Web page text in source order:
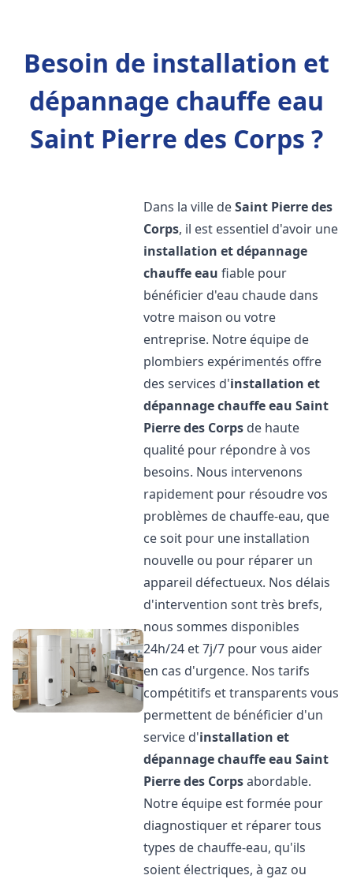
Besoin de installation et
dépannage chauffe eau
Saint Pierre des Corps ?
Dans la ville deSaint Pierre des
Corps, il est essentiel d'avoir une
installation et dépannage
chauffe eau fiable pour
bénéficier d'eau chaude dans
votre maison ou votre
entreprise. Notre équipe de
plombiers expérimentés offre
des services d'installation et
dépannage chauffe eau Saint
Pierre des Corps de haute
qualité pour répondre à vos
besoins. Nous intervenons
rapidement pour résoudre vos
problèmes de chauffe-eau, que
ce soit pour une installation
nouvelle ou pour réparer un
appareil défectueux. Nos délais
d'intervention sont très brefs,
nous sommes disponibles
24h/24 et 7j/7 pour vous aider
en cas d'urgence. Nos tarifs
compétitifs et transparents vous
permettent de bénéficier d'un
service d'installation et
dépannage chauffe eau Saint
Pierre des Corpsabordable.
Notre équipe est formée pour
diagnostiquer et réparer tous
types de chauffe-eau, qu'ils
soient électriques, à gaz ou